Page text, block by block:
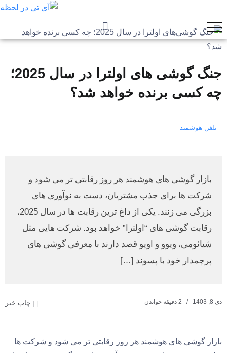
جنگ گوشی‌ های اولترا در سال 2025؛
چه کسی برنده خواهد شد؟
تلفن هوشمند
بازار گوشی‌ های هوشمند هر روز رقابتی‌ تر می‌ شود و
شرکت‌ ها برای جذب مشتریان، دست به نوآوری‌ های
بزرگی می‌ زنند. یکی از داغ‌ ترین رقابت‌ ها در سال 2025،
رقابت گوشی‌ های “اولترا” خواهد بود. شرکت‌ هایی مثل
شیائومی، ویوو و اوپو قصد دارند با معرفی گوشی‌ های
پرچمدار خود با پسوند […]
دی 8, 1403 چاپ خبر
بازار گوشی‌ های هوشمند هر روز رقابتی‌ تر می‌ شود و شرکت‌ ها